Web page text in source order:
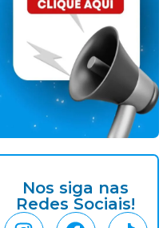
Nos siga nas
Redes Sociais!